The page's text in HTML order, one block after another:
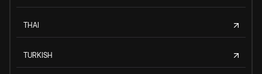
THAI
TURKISH